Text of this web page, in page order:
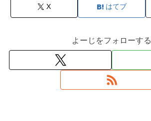
X はてブ
よーじをフォローする